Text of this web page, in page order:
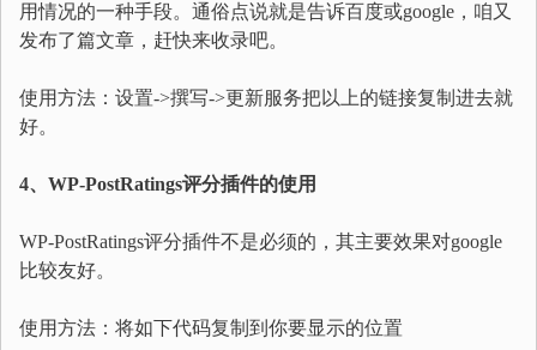
用情况的一种手段。通俗点说就是告诉百度或google，咱又
发布了篇文章，赶快来收录吧。
使用方法：设置->撰写->更新服务把以上的链接复制进去就
好。
4、WP-PostRatings评分插件的使用
WP-PostRatings评分插件不是必须的，其主要效果对google
比较友好。
使用方法：将如下代码复制到你要显示的位置